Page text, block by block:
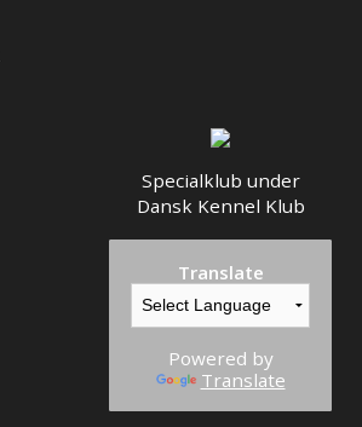
Specialklub under
Dansk Kennel Klub
Translate
Powered by
Translate